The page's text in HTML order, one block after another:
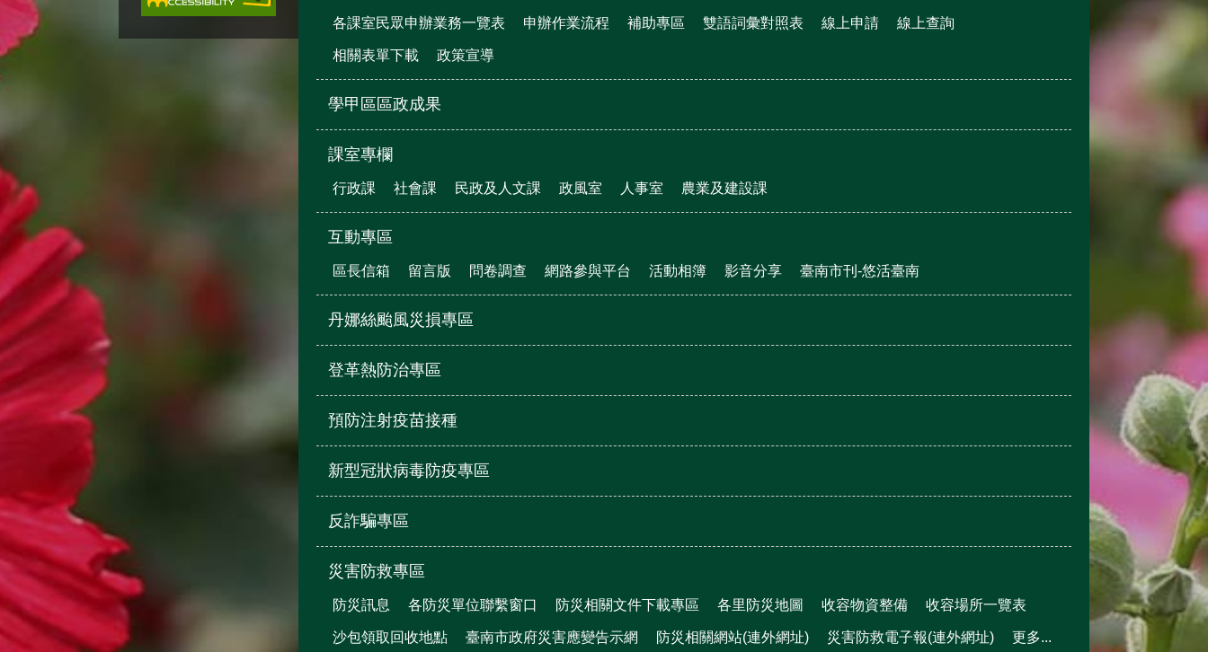
各課室民眾申辦業務一覽表 申辦作業流程 補助專區 雙語詞彙對照表 線上申請 線上查詢
相關表單下載 政策宣導
學甲區區政成果
課室專欄
行政課 社會課 民政及人文課 政風室 人事室 農業及建設課
互動專區
區長信箱 留言版 問卷調查 網路參與平台 活動相簿 影音分享 臺南市刊-悠活臺南
丹娜絲颱風災損專區
登革熱防治專區
預防注射疫苗接種
新型冠狀病毒防疫專區
反詐騙專區
災害防救專區
防災訊息 各防災單位聯繫窗口 防災相關文件下載專區 各里防災地圖 收容物資整備 收容場所一覽表
沙包領取回收地點 臺南市政府災害應變告示網 防災相關網站(連外網址) 災害防救電子報(連外網址) 更多...